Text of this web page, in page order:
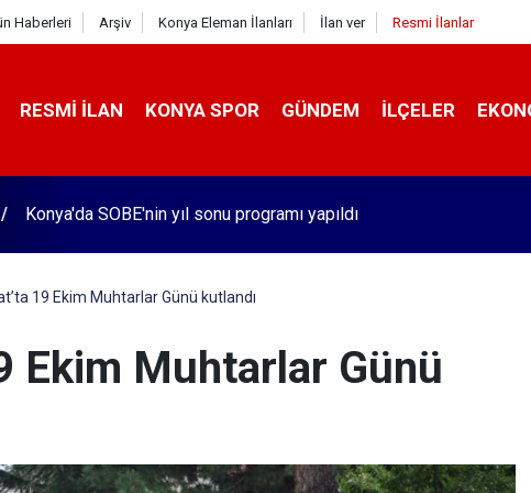
Haberleri Arşiv Konya Eleman İlanları İlan ver Resmi İlanlar
RESMI İLAN KONYA SPOR GÜNDEM İLÇELER
Konya'da SOBE'nin yıl sonu programı yapıldı
19 Ekim Muhtarlar Günü kutlandı
Ekim Muhtarlar Günü